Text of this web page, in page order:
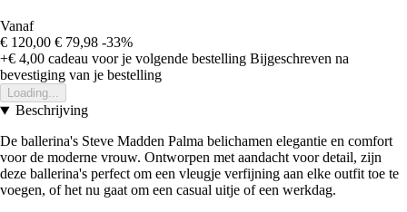
Vanaf
€ 120,00 € 79,98 -33%
+€ 4,00 cadeau voor je volgende bestelling Bijgeschreven na
bevestiging van je bestelling
Loading...
Beschrijving
De ballerina's Steve Madden Palma belichamen elegantie en comfort
voor de moderne vrouw. Ontworpen met aandacht voor detail, zijn
deze ballerina's perfect om een vleugje verfijning aan elke outfit toe te
voegen, of het nu gaat om een casual uitje of een werkdag.